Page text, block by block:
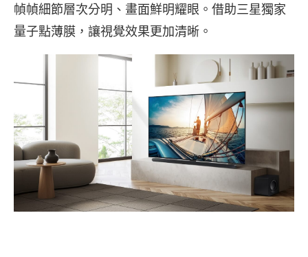
幀幀細節層次分明、畫面鮮明耀眼。借助三星獨家
量子點薄膜，讓視覺效果更加清晰。